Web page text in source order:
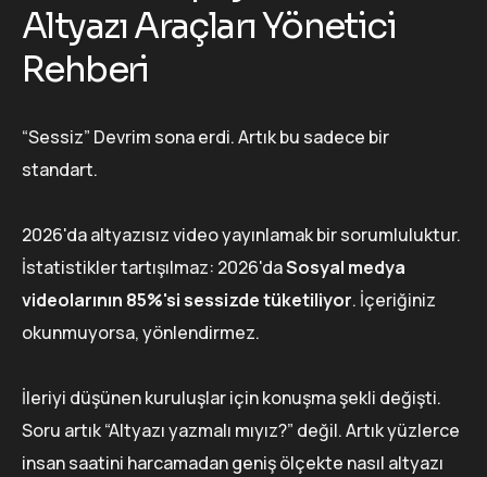
Altyazı Araçları Yönetici
Rehberi
“Sessiz” Devrim sona erdi. Artık bu sadece bir
standart.
2026'da altyazısız video yayınlamak bir sorumluluktur.
İstatistikler tartışılmaz: 2026'daSosyal medya
videolarının 85%'si sessizde tüketiliyor. İçeriğiniz
okunmuyorsa, yönlendirmez.
İleriyi düşünen kuruluşlar için konuşma şekli değişti.
Soru artık “Altyazı yazmalı mıyız?” değil. Artık yüzlerce
insan saatini harcamadan geniş ölçekte nasıl altyazı